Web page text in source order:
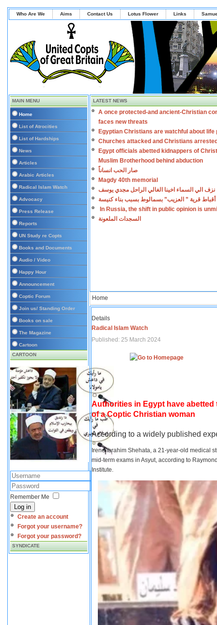
Who Are We Aims Contact Us Lotus Flower Links
MAIN MENU
Home
List of Atrocities
List of Hardships
News
Articles
Arabic Articles
Radical Islam Watch
Advocacy
Press Release
Reports
UN Study re Copts
Books and Documents
Audio / Video
Happy Hour
Announcement
Coptic Forum
Join us/ Standing Order
Books on sale
The Magazine
Cartoon
CARTOON
Remember Me
Log in
Create an account
Forgot your username?
Forgot your password?
SYNDICATE
LATEST NEWS
A once protected-and ancient-Christian
faces new threats
Egyptian Christians are watchful about life
Churches attacked and Christians
Egypt officials abetted kidnappers of
Muslim Brotherhood behind abduction
صار الحب انساناً
Magdy 40th memorial
نزف الي السماء اخينا الغالي الراحل مجدي يوسف
أقباط قرية ” العزيب” بسمالوط بسبب بناء كنيسة
In Russia, the shift in public opinion is
السجدات الملعونة
Home
Details
Radical Islam Watch
Published: 25 March 2024
Authorities in Egypt have
of a Coptic Christian woman
According to a widely published
Irene Ibrahim Shehata, a 21-year-old medical
mid-term exams in Asyut, according to
Institute.